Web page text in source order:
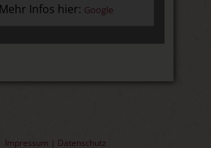
Mehr Infos hier: Google
Impressum | Datenschutz